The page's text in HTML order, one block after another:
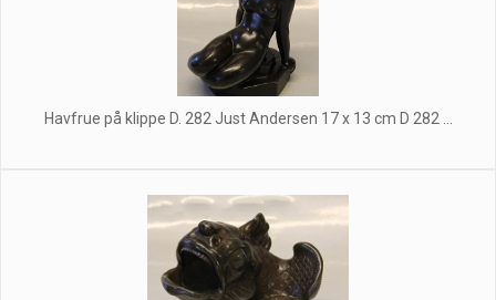
Havfrue på klippe D. 282 Just Andersen 17 x 13 cm D 282 ...